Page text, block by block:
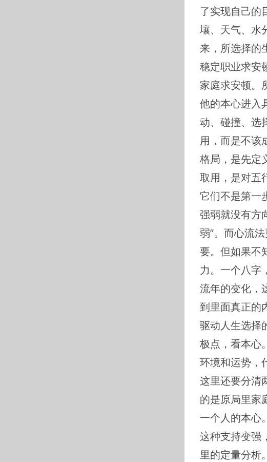
了实现自己的
壤、天气、水
来，所选择的
稳定职业求安
家庭求安顿。
他的本心进入
动、碰撞、选
用，而是不该
格局，是先定
取用，是对五
它们不是第一
强弱就没有方
弱”。而心流
要。但如果不
力。一个八字
流年的变化，
到里面真正的
驱动人生选择
极点，看本心
环境和运势，
这里还要分清
的是原局里家
一个人的本心
这种支持变强
里的定量分析